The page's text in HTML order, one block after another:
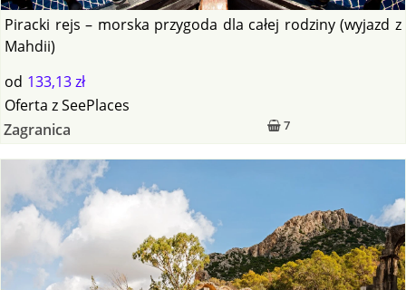
Piracki rejs – morska przygoda dla całej rodziny (wyjazd z
Mahdii)
od 133,13 zł
7
Oferta zSeePlaces
Zagranica